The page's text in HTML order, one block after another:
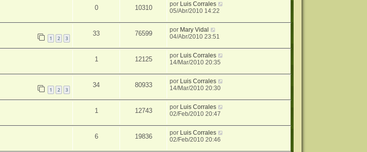
0 10310 por Luis Corrales
05/Abr/2010 14:22
1 2 3
33 76599 por Mary Vidal
04/Abr/2010 23:51
1 12125 por Luis Corrales
14/Mar/2010 20:35
1 2 3
34 80933 por Luis Corrales
14/Mar/2010 20:30
1 12743 por Luis Corrales
02/Feb/2010 20:47
6 19836 por Luis Corrales
02/Feb/2010 20:46